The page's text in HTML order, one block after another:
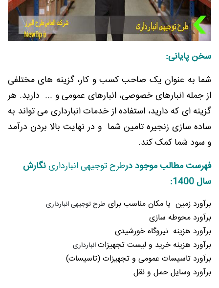
سخن پایانی:
شما به عنوان یک صاحب کسب و کار، گزینه های مختلفی
از جمله انبارهای خصوصی، انبارهای عمومی و ... دارید. هر
گزینه ای که دارید، استفاده از خدمات انبارداری می تواند به
ساده سازی زنجیره تامین شما و در نهایت بالا بردن درآمد
و سود شما کمک کند.
فهرست مطالب موجود درطرح توجیهی انباردارینگارش
سال 1400:
برآورد زمین یا مکان مناسب برای طرح توجیهی انبارداری
برآورد محوطه سازی
برآورد هزینه نیروگاه خورشیدی
برآورد هزینه خرید و لیست تجهیزاتانبارداری
برآورد تاسیسات عمومی و تجهیزات (تاسیسات)
برآورد وسایل حمل و نقل